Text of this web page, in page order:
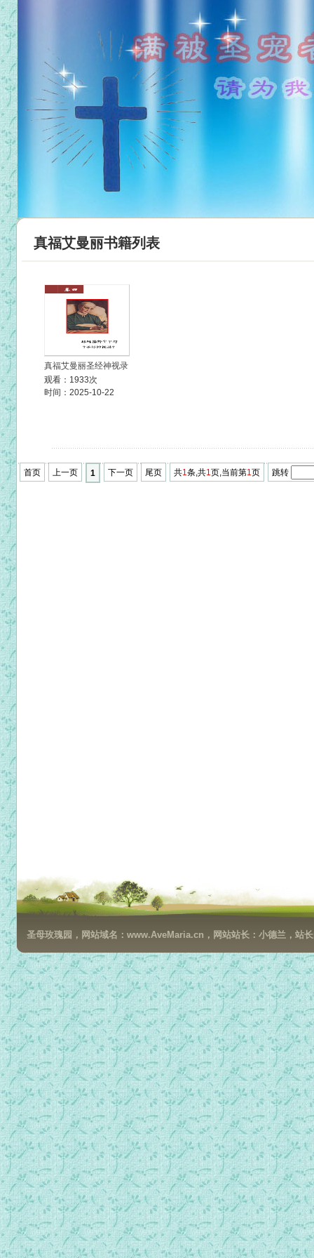
真福艾曼丽书籍列表
真福艾曼丽圣经神视录
观看：1933次
时间：2025-10-22
首页 上一页 1 下一页 尾页 共1条,共1页,当前第1页 跳转
圣母玫瑰园，网站域名：www.AveMaria.cn，网站站长：小德兰，